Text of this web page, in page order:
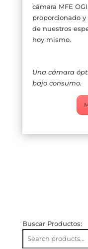
cámara MFE
proporcionado
de nuestros
hoy mismo.
Una cámara
bajo consumo.
Buscar Productos: